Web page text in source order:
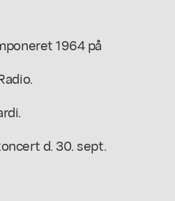
1964 på
d. 30. sept.